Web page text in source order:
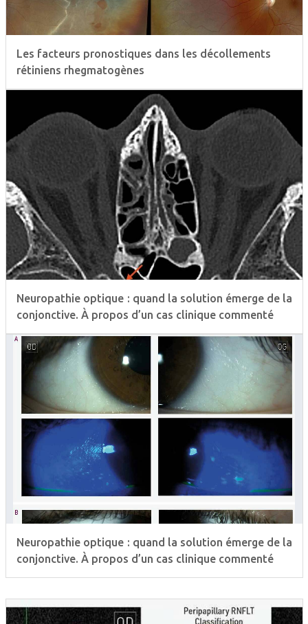
Les facteurs pronostiques dans les décollements
rétiniens rhegmatogènes
Neuropathie optique : quand la solution émerge de la
conjonctive. À propos d’un cas clinique commenté
Neuropathie optique : quand la solution émerge de la
conjonctive. À propos d’un cas clinique commenté